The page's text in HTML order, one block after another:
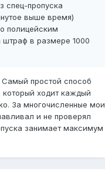
спец-пропуска
выше время)
полицейским
штраф в размере 1000
простой способ
который ходит каждый
За многочисленные мои
и не проверял
занимает максимум